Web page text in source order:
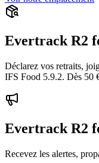
Evertrack R2
Déclarez vos retraits,
IFS Food 5.9.2. Dès 50
Evertrack R2
Recevez les alertes,